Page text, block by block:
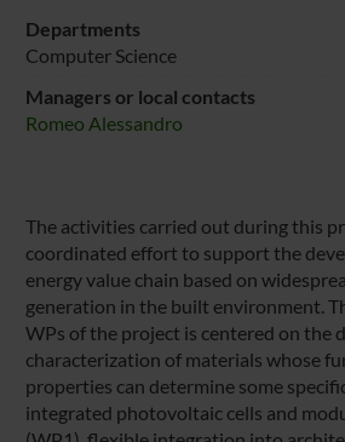
Departments
Computer Science
Managers or local contacts
Romeo Alessandro
The activities carried out during this
coordinated effort to support the
energy value chain based on
generation in the built environment.
WPs of the project is centered on the
characterization of materials whose
properties can determine some
integrated photovoltaic cells and